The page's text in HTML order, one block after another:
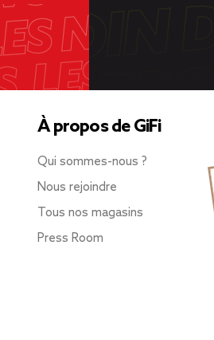
À propos de GiFi
Qui sommes-nous ?
Nous rejoindre
Tous nos magasins
Press Room